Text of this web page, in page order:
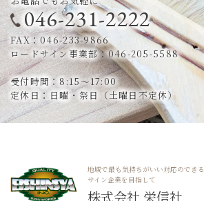
046-231-2222
FAX：046-233-9866
ロードサイン事業部：046-205-5588
受付時間：8:15～17:00
定休日：日曜・祭日（土曜日不定休）
地域で最も気持ちがいい対応のできる
サイン企業を目指して
株式会社 栄信社